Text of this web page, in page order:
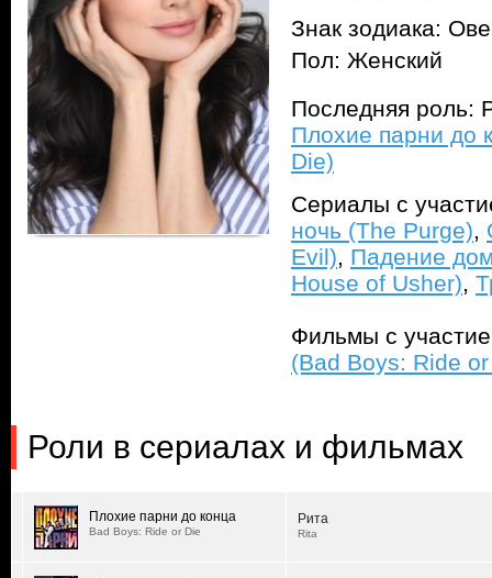
Знак зодиака:
Пол: Женский
Последняя роль:
Плохие парни до
Die)
Сериалы с
ночь (The Purge),
Evil), Падение
House of Usher),
Фильмы с
(Bad Boys: Ride
Роли в сериалах и фильмах
Плохие парни до конца
Bad Boys: Ride or Die
Рита
Rita